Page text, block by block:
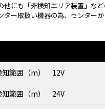
にも「非検知エリア装置」など
ー取扱い機器の為、センターか
知範囲（m） 12V
知範囲（m） 24V